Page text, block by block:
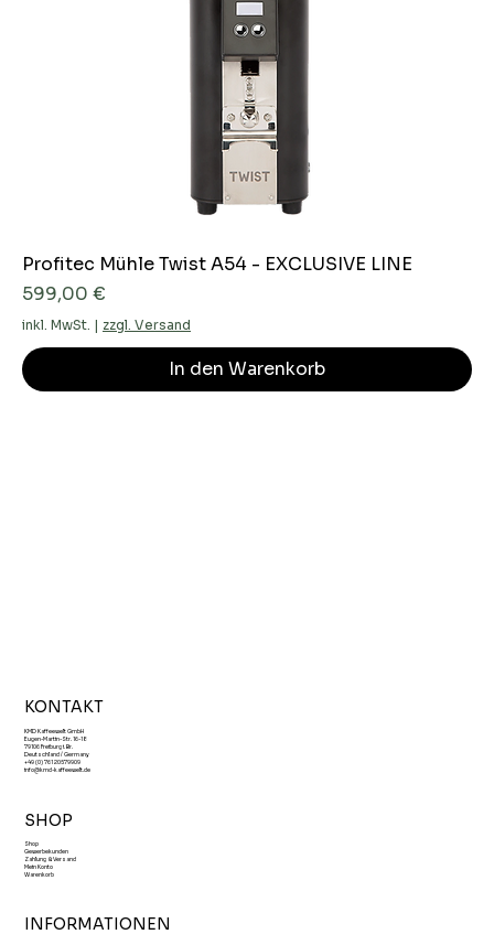
Profitec Mühle Twist A54 - EXCLUSIVE LINE
Preis
599,00 €
inkl. MwSt. | zzgl. Versand
In den Warenkorb
KONTAKT
KMD Kaffeewelt GmbH
Eugen-Martin-Str. 16-18
79106 Freiburg i. Br.
Deutschland / Germany
+49 (0) 761 20579909
info@kmd-kaffeewelt.de
SHOP
Shop
Gewerbekunden
Zahlung & Versand
Mein Konto
Warenkorb
INFORMATIONEN